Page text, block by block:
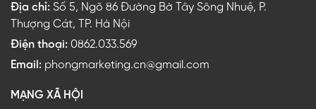
Địa chỉ: Số 5, Ngõ 86 Đường Bờ Tây Sông Nhuệ, P.
Thượng Cát, TP. Hà Nội
Điện thoại: 0862.033.569
Email: phongmarketing.cn@gmail.com
MẠNG XÃ HỘI